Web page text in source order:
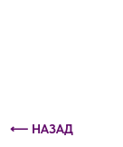
⟵ НАЗАД